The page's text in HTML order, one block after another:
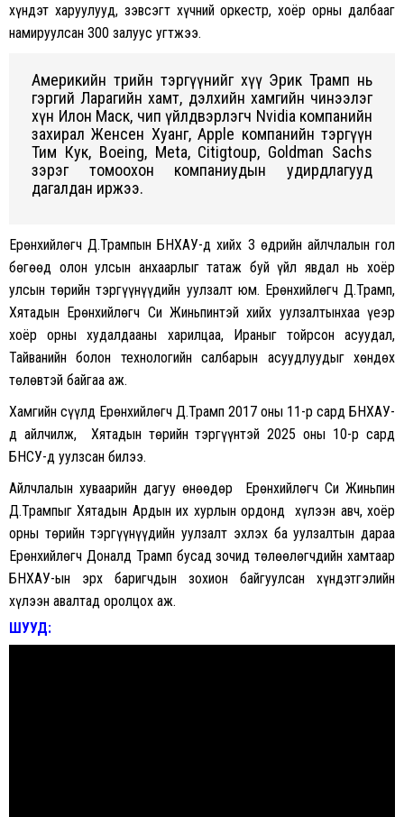
хүндэт харуулууд, зэвсэгт хүчний оркестр, хоёр орны далбааг
намируулсан 300 залуус угтжээ.
Америкийн төрийн тэргүүнийг хүү Эрик Трамп нь
гэргий Ларагийн хамт, дэлхийн хамгийн чинээлэг
хүн Илон Маск, чип үйлдвэрлэгч Nvidia компанийн
захирал Женсен Хуанг, Apple компанийн тэргүүн
Тим Кук, Boeing, Meta, Citigtoup, Goldman Sachs
зэрэг томоохон компаниудын удирдлагууд
дагалдан иржээ.
Ерөнхийлөгч Д.Трампын БНХАУ-д хийх 3 өдрийн айлчлалын гол
бөгөөд олон улсын анхаарлыг татаж буй үйл явдал нь хоёр
улсын төрийн тэргүүнүүдийн уулзалт юм. Ерөнхийлөгч Д.Трамп,
Хятадын Ерөнхийлөгч Си Жиньпинтэй хийх уулзалтынхаа үеэр
хоёр орны худалдааны харилцаа, Ираныг тойрсон асуудал,
Тайванийн болон технологийн салбарын асуудлуудыг хөндөх
төлөвтэй байгаа аж.
Хамгийн сүүлд Ерөнхийлөгч Д.Трамп 2017 оны 11-р сард БНХАУ-
д айлчилж, Хятадын төрийн тэргүүнтэй 2025 оны 10-р сард
БНСУ-д уулзсан билээ.
Айлчлалын хуваарийн дагуу өнөөдөр Ерөнхийлөгч Си Жиньпин
Д.Трампыг Хятадын Ардын их хурлын ордонд хүлээн авч, хоёр
орны төрийн тэргүүнүүдийн уулзалт эхлэх ба уулзалтын дараа
Ерөнхийлөгч Доналд Трамп бусад зочид төлөөлөгчдийн хамтаар
БНХАУ-ын эрх баригчдын зохион байгуулсан хүндэтгэлийн
хүлээн авалтад оролцох аж.
ШУУД: